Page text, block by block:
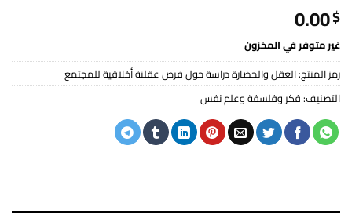
0.00$
غير متوفر في المخزون
رمز المنتج:العقل والحضارة دراسة حول فرص عقلنة أخلاقية للمجتمع
التصنيف:فكر وفلسفة وعلم نفس